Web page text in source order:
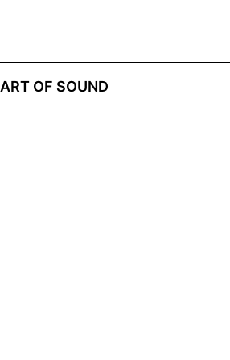
ART OF SOUND